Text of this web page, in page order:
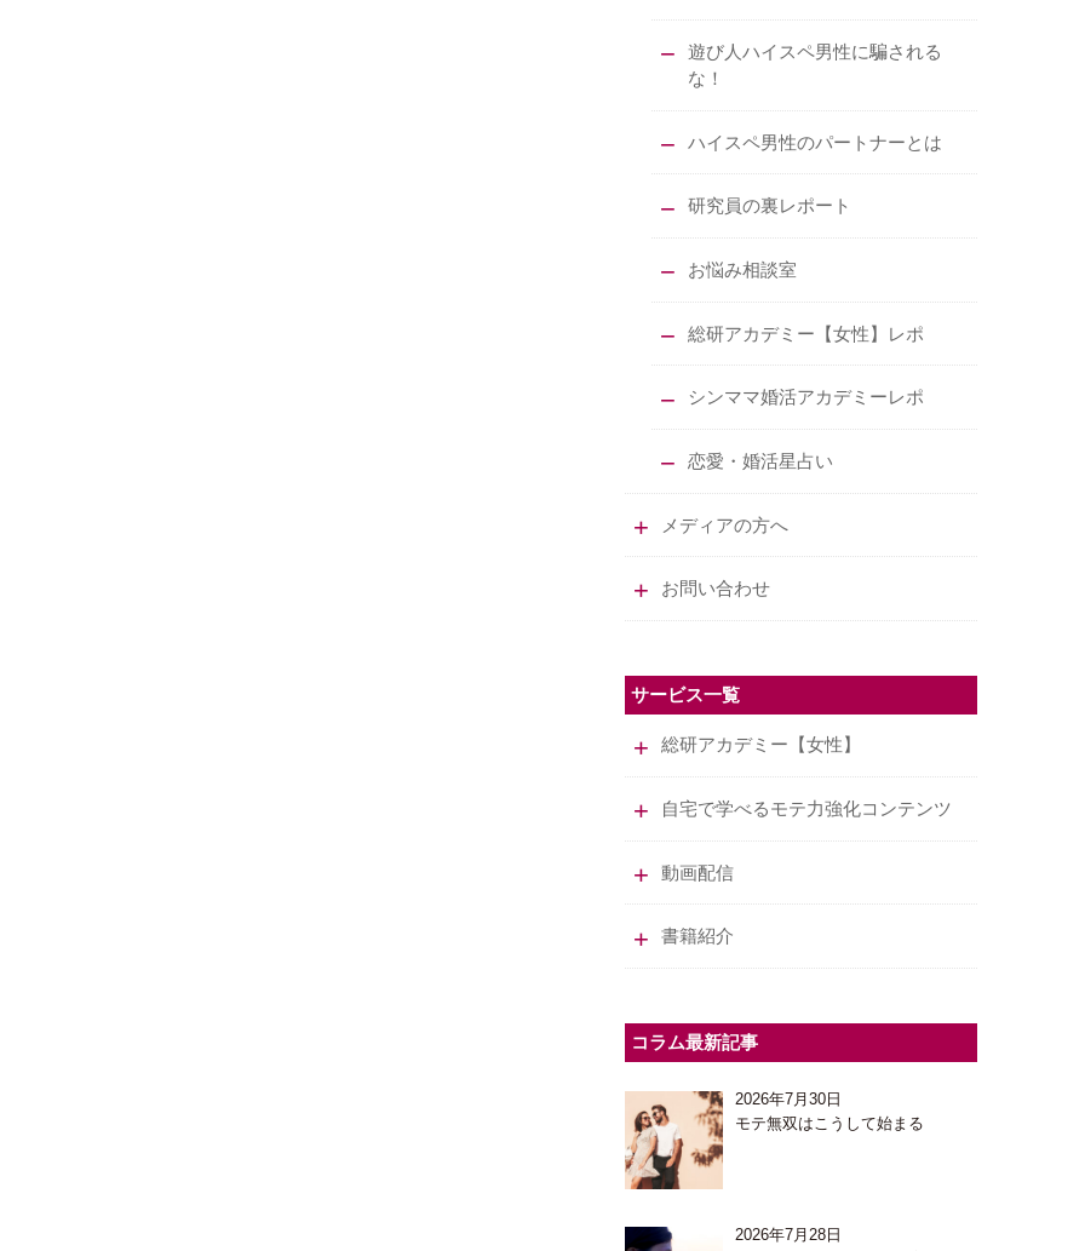
遊び人ハイスペ男性に騙される
な！
ハイスペ男性のパートナーとは
研究員の裏レポート
お悩み相談室
総研アカデミー【女性】レポ
シンママ婚活アカデミーレポ
恋愛・婚活星占い
メディアの方へ
お問い合わせ
サービス一覧
総研アカデミー【女性】
自宅で学べるモテ力強化コンテンツ
動画配信
書籍紹介
コラム最新記事
2026年7月30日
モテ無双はこうして始まる
2026年7月28日